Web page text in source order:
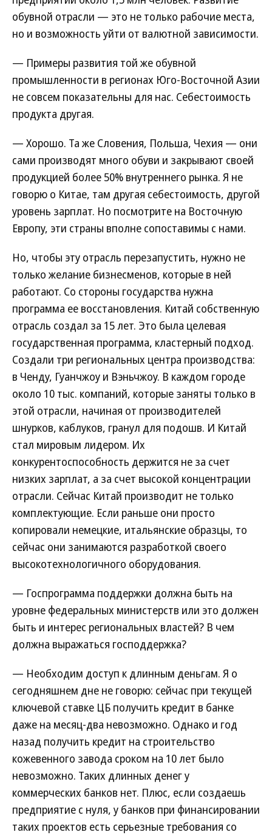
обувной отрасли — это не только рабочие места,
но и возможность уйти от валютной зависимости.
— Примеры развития той же обувной
промышленности в регионах Юго-Восточной Азии
не совсем показательны для нас. Себестоимость
продукта другая.
— Хорошо. Та же Словения, Польша, Чехия — они
сами производят много обуви и закрывают своей
продукцией более 50% внутреннего рынка. Я не
говорю о Китае, там другая себестоимость, другой
уровень зарплат. Но посмотрите на Восточную
Европу, эти страны вполне сопоставимы с нами.
Но, чтобы эту отрасль перезапустить, нужно не
только желание бизнесменов, которые в ней
работают. Со стороны государства нужна
программа ее восстановления. Китай собственную
отрасль создал за 15 лет. Это была целевая
государственная программа, кластерный подход.
Создали три региональных центра производства:
в Ченду, Гуанчжоу и Вэньчжоу. В каждом городе
около 10 тыс. компаний, которые заняты только в
этой отрасли, начиная от производителей
шнурков, каблуков, гранул для подошв. И Китай
стал мировым лидером. Их
конкурентоспособность держится не за счет
низких зарплат, а за счет высокой концентрации
отрасли. Сейчас Китай производит не только
комплектующие. Если раньше они просто
копировали немецкие, итальянские образцы, то
сейчас они занимаются разработкой своего
высокотехнологичного оборудования.
— Госпрограмма поддержки должна быть на
уровне федеральных министерств или это должен
быть и интерес региональных властей? В чем
должна выражаться господдержка?
— Необходим доступ к длинным деньгам. Я о
сегодняшнем дне не говорю: сейчас при текущей
ключевой ставке ЦБ получить кредит в банке
даже на месяц-два невозможно. Однако и год
назад получить кредит на строительство
кожевенного завода сроком на 10 лет было
невозможно. Таких длинных денег у
коммерческих банков нет. Плюс, если создаешь
предприятие с нуля, у банков при финансировании
таких проектов есть серьезные требования со